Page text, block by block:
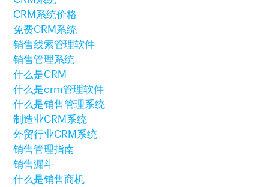
CRM系统价格
免费CRM系统
销售线索管理软件
销售管理系统
什么是CRM
什么是crm管理软件
什么是销售管理系统
制造业CRM系统
外贸行业CRM系统
销售管理指南
销售漏斗
什么是销售商机